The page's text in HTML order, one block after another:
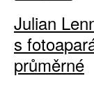
Julian
s
průměrné